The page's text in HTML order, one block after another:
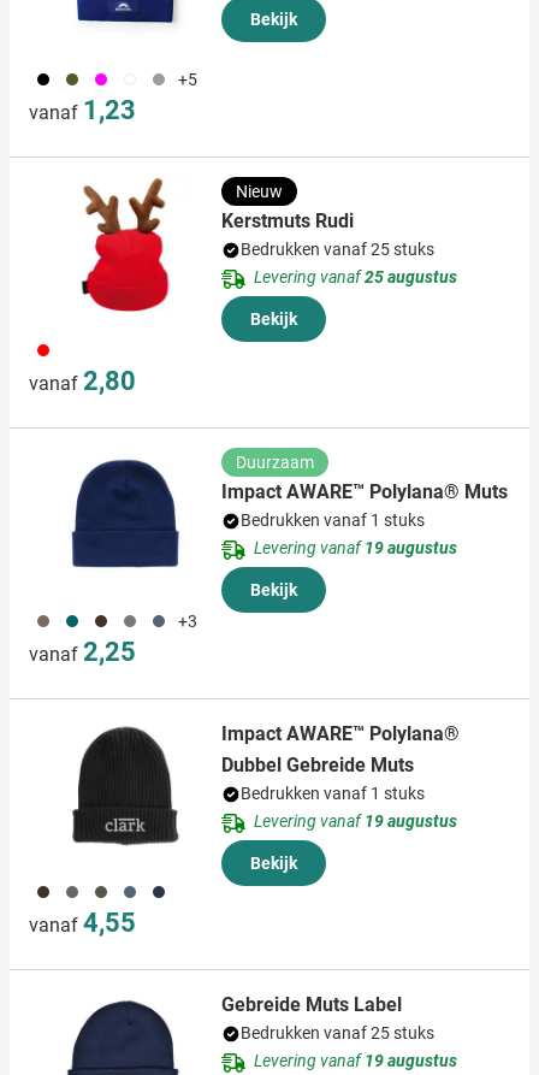
001 760 046 002 003 +5
vanaf 1,23
Bekijk
008
vanaf 2,80
Nieuw
Kerstmuts Rudi
Bedrukken vanaf 25 stuks
Levering vanaf25 augustus
Bekijk
011 033 001 003 005 +3
vanaf 2,25
Duurzaam
Impact AWARE™ Polylana® Muts
Bedrukken vanaf 1 stuks
Levering vanaf19 augustus
Bekijk
001 387 004 005 536
vanaf 4,55
Impact AWARE™ Polylana®
Dubbel Gebreide Muts
Bedrukken vanaf 1 stuks
Levering vanaf19 augustus
Bekijk
Gebreide Muts Label
Bedrukken vanaf 25 stuks
Levering vanaf19 augustus